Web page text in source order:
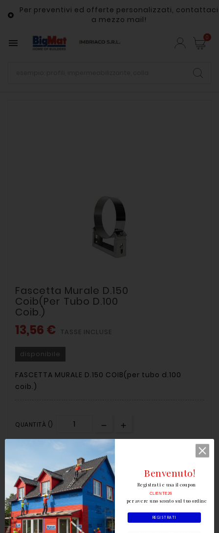

Per preventivi ed offerte personalizzati, contattaci
a mezzo mail!
 0
Fascetta Murale D.150
Coib(per Tubo D.100
Coib.)
13,56 € TASSE INCLUSE
disponibile
FASCETTA MURALE D.150 COIB(per tubo d.100
coib.)
QUANTITÀ ()
AGGIUNGI AL CARRELLO
REGISTRATI
Registrati e usa il coupon
per avere uno sconto sul tuo ordine
CLIENTE26
Benvenuto!